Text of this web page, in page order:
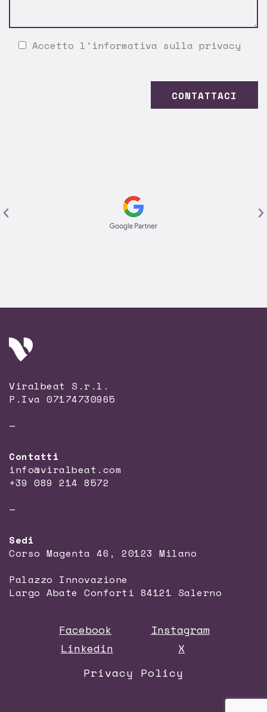
Accetto l' informativa sulla privacy
Viralbeat S.r.l.
P.Iva 07174730965
—
Contatti
info@viralbeat.com
+39 089 214 8572
—
Sedi
Corso Magenta 46, 20123 Milano
Palazzo Innovazione
Largo Abate Conforti 84121 Salerno
Facebook
Instagram
Linkedin
X
Privacy Policy